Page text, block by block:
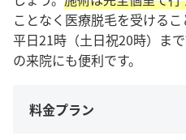
ことなく医療脱毛を受けるこ
平日21時（土日祝20時）ま
の来院にも便利です。
料金プラン